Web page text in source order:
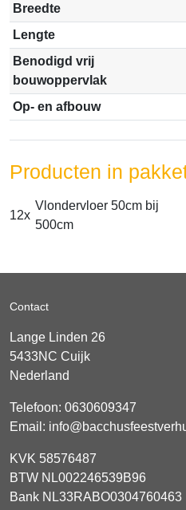
Breedte
Lengte
Benodigd vrij
bouwoppervlak
Op- en afbouw
Producten in
12x
Vlondervloer 50cm bij
500cm
Contact
Lange Linden 26
5433NC Cuijk
Nederland
Telefoon: 0630609347
Email:
KVK 58576487
BTW NL002246539B96
Bank NL33RABO0304760463